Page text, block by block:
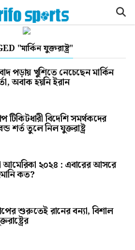
"মার্কিন যুক্তরাষ্ট্র"
পড়ায় খুশিতে নেচেছেন মার্কিন
অবাক হয়নি ইরান
টিকিটধারী বিদেশি সমর্থকদের
শর্ত তুলে নিল যুক্তরাষ্ট্র
২০২৪ : এবারের আসরে
কত?
শুরুতেই রানের বন্যা, বিশাল